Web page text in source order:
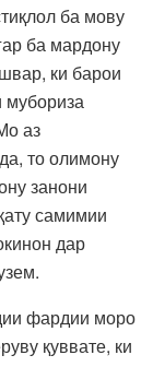
ба мову
ба мардону
ки барои
мубориза
аз
то олимону
занони
самимии
дар
фардии моро
қуввате, ки